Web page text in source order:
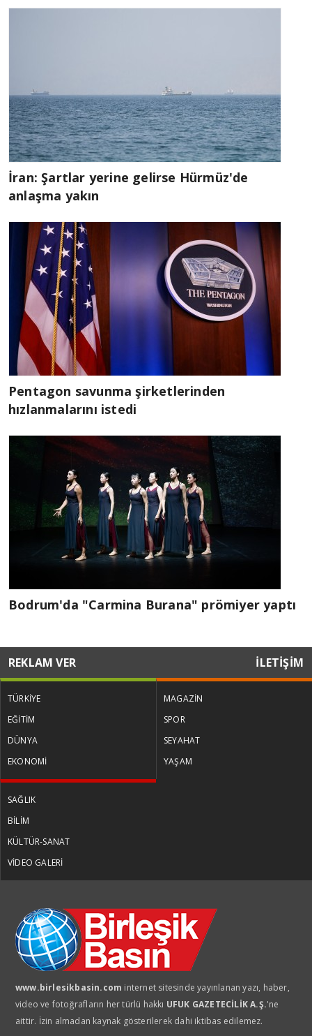
İran: Şartlar yerine gelirse Hürmüz'de
anlaşma yakın
Pentagon savunma şirketlerinden
hızlanmalarını istedi
Bodrum'da "Carmina Burana" prömiyer yaptı
REKLAM VER İLETİŞİM
TÜRKİYE
EĞİTİM
DÜNYA
EKONOMİ
MAGAZİN
SPOR
SEYAHAT
YAŞAM
SAĞLIK
BİLİM
KÜLTÜR-SANAT
VİDEO GALERİ
www.birlesikbasin.com internet sitesinde yayınlanan yazı, haber,
video ve fotoğrafların her türlü hakkı UFUK GAZETECİLİK A.Ş.'ne
aittir. İzin almadan kaynak gösterilerek dahi iktibas edilemez.